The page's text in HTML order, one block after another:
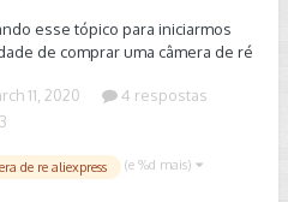
esse tópico para iniciarmos
de comprar uma câmera de ré
Para que Eu e outros
possa tomar a melhor
contamos com a colaboração
essa câmera através do
experiencia. Valeu a pena.
11, 2020
4 respostas
3
de re aliexpress (e %d mais)